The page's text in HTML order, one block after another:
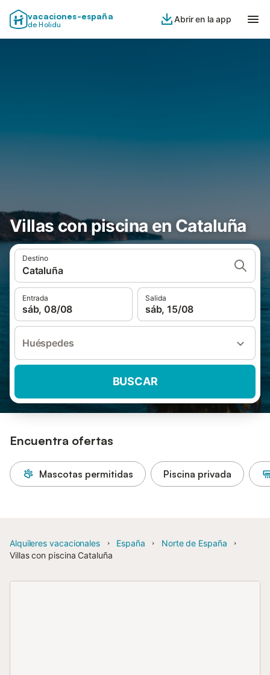
vacaciones-españa
de Holidu
Abrir en la app
Villas con piscina en Cataluña
Destino
Cataluña
Entrada
sáb, 08/08
Salida
sáb, 15/08
Huéspedes
BUSCAR
Encuentra ofertas
Mascotas permitidas Piscina privada
Alquileres vacacionales España
Norte de España
Villas con piscina Cataluña